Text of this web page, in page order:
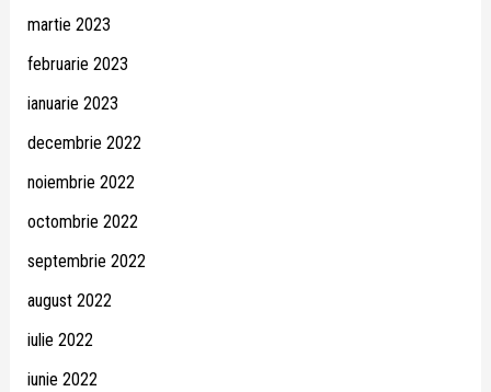
martie 2023
februarie 2023
ianuarie 2023
decembrie 2022
noiembrie 2022
octombrie 2022
septembrie 2022
august 2022
iulie 2022
iunie 2022